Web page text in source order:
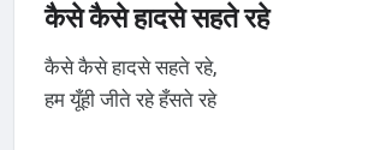
कैसे कैसे हादसे सहते रहे
कैसे कैसे हादसे सहते रहे,
हम यूँही जीते रहे हँसते रहे